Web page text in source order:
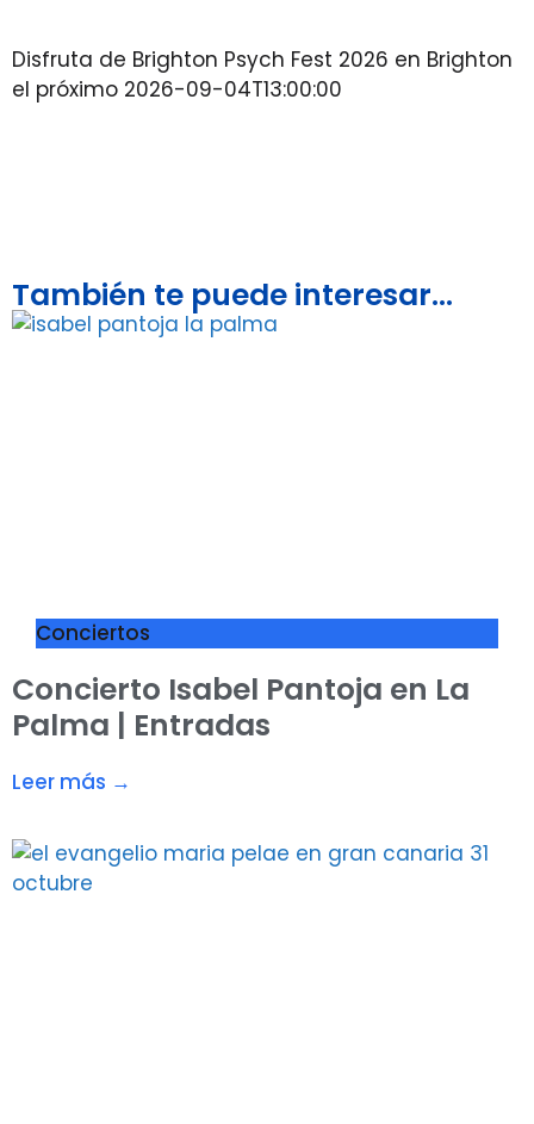
Disfruta de Brighton Psych Fest 2026 en Brighton
el próximo 2026-09-04T13:00:00
También te puede interesar...
Conciertos
Concierto Isabel Pantoja en La
Palma | Entradas
Leer más →